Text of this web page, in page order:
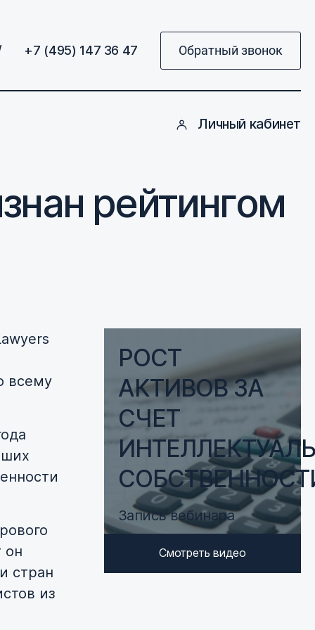
+7 (495) 147 36 47 Обратный звонок
Личный кабинет
рейтингом
всему
он
стран
из
РОСТ
АКТИВОВ ЗА
СЧЕТ
Запись вебинара
Смотреть видео